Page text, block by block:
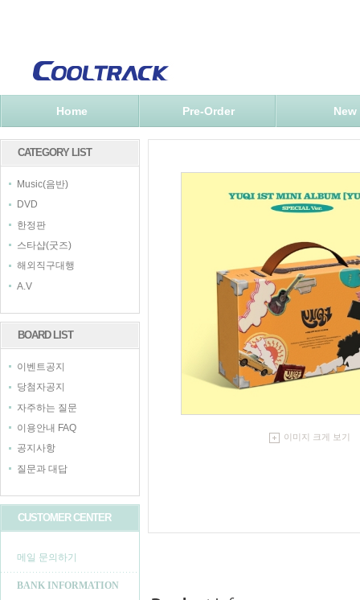
Home Pre-Order New
CATEGORY LIST
Music(음반)
DVD
한정판
스타샵(굿즈)
해외직구대행
A.V
BOARD LIST
이벤트공지
당첨자공지
자주하는 질문
이용안내 FAQ
공지사항
질문과 대답
CUSTOMER CENTER
메일 문의하기
BANK INFORMATION
이미지 크게 보기